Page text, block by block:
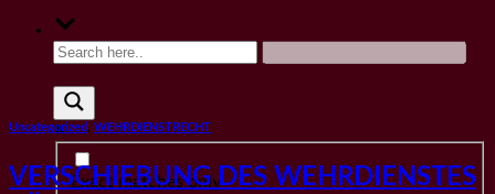
Exact matches only
Uncategorized WEHRDIENSTRECHT
VERSCHIEBUNG DES WEHRDIENSTES